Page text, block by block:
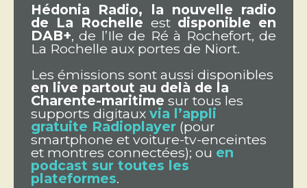
Hédonia Radio, la nouvelle radio
de La Rochelle est disponible en
DAB+, de l’Ile de Ré à Rochefort, de
La Rochelle aux portes de Niort.
Les émissions sont aussi disponibles
en live partout au delà de la
Charente-maritime sur tous les
supports digitaux via l’appli
gratuite Radioplayer (pour
smartphone et voiture-tv-enceintes
et montres connectées); ou en
podcast sur toutes les
plateformes.